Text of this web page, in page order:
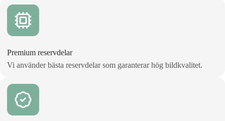
Premium reservdelar
Vi använder bästa reservdelar som garanterar hög bildkvalitet.